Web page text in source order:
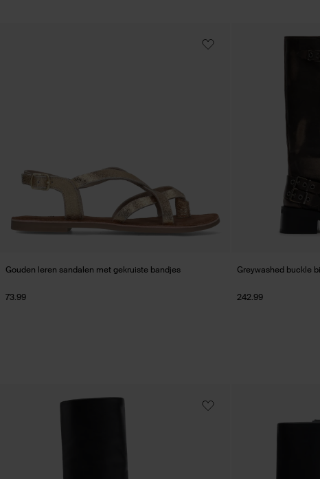
Gouden leren sandalen met gekruiste bandjes
73.99
Greywashed buckle
242.99